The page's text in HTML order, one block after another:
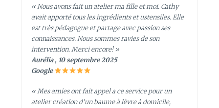
« Nous avons fait un atelier ma fille et moi. Cathy
avait apporté tous les ingrédients et ustensiles. Elle
est très pédagogue et partage avec passion ses
connaissances. Nous sommes ravies de son
intervention. Merci encore! »
Aurélia , 10 septembre 2025
Google
« Mes amies ont fait appel a ce service pour un
atelier création d’un baume à lèvre à domicile,